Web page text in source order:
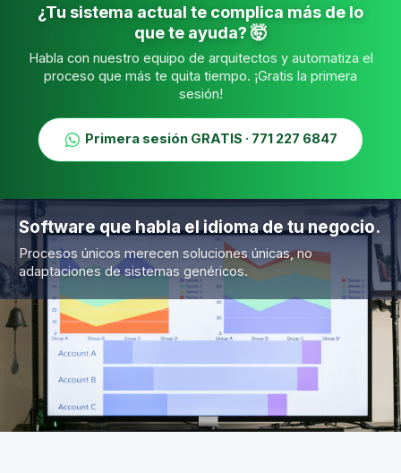
¿Tu sistema actual te complica más de lo
que te ayuda? 🤯
Habla con nuestro equipo de arquitectos y automatiza el
proceso que más te quita tiempo. ¡Gratis la primera
sesión!
Primera sesión GRATIS · 771 227 6847
Software que habla el idioma de tu negocio.
Procesos únicos merecen soluciones únicas, no
adaptaciones de sistemas genéricos.